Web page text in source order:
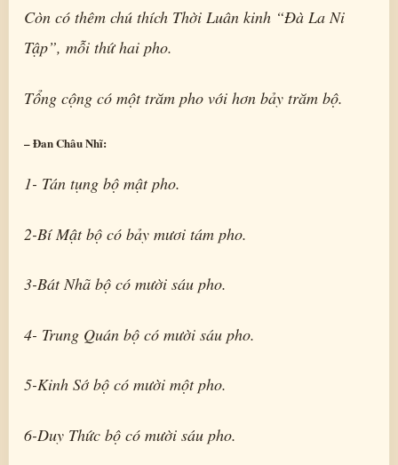
Còn có thêm chú thích Thời Luân kinh “Đà La Ni
Tập”, mỗi thứ hai pho.
Tổng cộng có một trăm pho với hơn bảy trăm bộ.
– Đan Châu Nhĩ:
1- Tán tụng bộ mật pho.
2-Bí Mật bộ có bảy mươi tám pho.
3-Bát Nhã bộ có mười sáu pho.
4- Trung Quán bộ có mười sáu pho.
5-Kinh Sớ bộ có mười một pho.
6-Duy Thức bộ có mười sáu pho.